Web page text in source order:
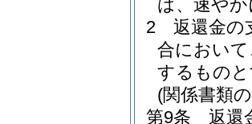
は、速や
2
返還金の
合におい
するもの
(関係書類
第9条
返還